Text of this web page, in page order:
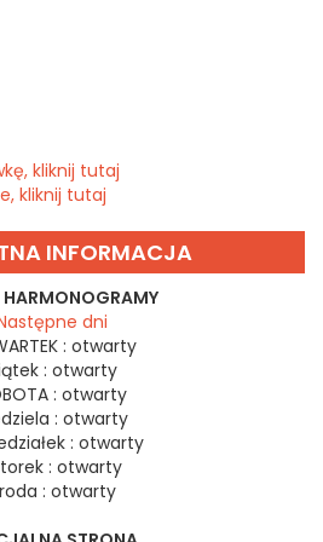
kliknij tutaj
kliknij tutaj
INFORMACJA
HARMONOGRAMY
dni
: otwarty
: otwarty
: otwarty
: otwarty
: otwarty
: otwarty
: otwarty